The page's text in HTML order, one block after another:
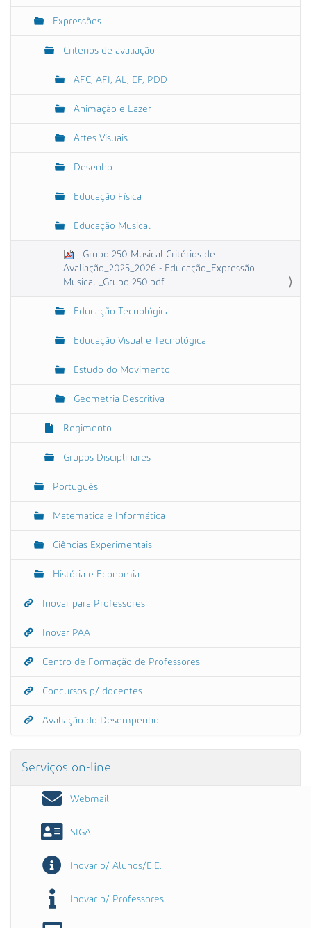
Expressões
Critérios de avaliação
AFC, AFI, AL, EF, PDD
Animação e Lazer
Artes Visuais
Desenho
Educação Física
Educação Musical
Grupo 250 Musical Critérios de
Avaliação_2025_2026 - Educação_Expressão
Musical _Grupo 250.pdf
Educação Tecnológica
Educação Visual e Tecnológica
Estudo do Movimento
Geometria Descritiva
Regimento
Grupos Disciplinares
Português
Matemática e Informática
Ciências Experimentais
História e Economia
Inovar para Professores
Inovar PAA
Centro de Formação de Professores
Concursos p/ docentes
Avaliação do Desempenho
Serviços on-line
Webmail
SIGA
Inovar p/ Alunos/E.E.
Inovar p/ Professores